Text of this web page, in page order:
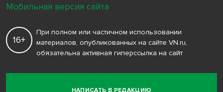
НАПИСАТЬ В РЕДАКЦИЮ
16+
При полном или частичном использовании
материалов, опубликованных на сайте VN.ru,
обязательна активная гиперссылка на сайт
Мобильная версия сайта